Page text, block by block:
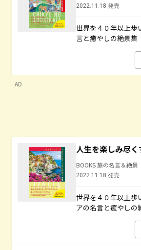
2022.11.18 発売
世界を４０年以上歩
言と癒やしの絶景集
AD
人生を楽しみ尽
BOOKS 旅の名言＆絶景
2022.11.18 発売
世界を４０年以上歩
アの名言と癒やしの